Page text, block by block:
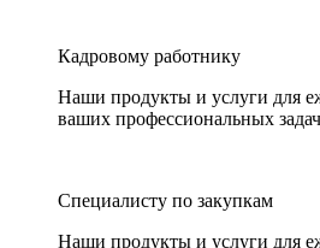
Кадровому работнику
Наши продукты и услуги для
ваших профессиональных
Специалисту по закупкам
Наши продукты и услуги для